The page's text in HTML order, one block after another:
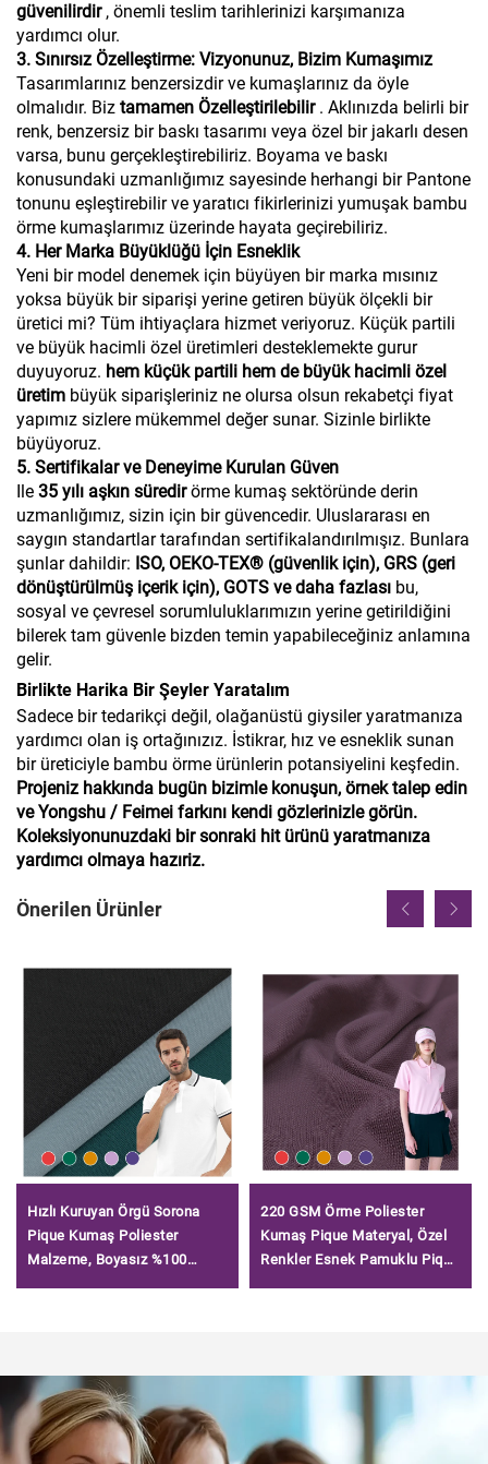
güvenilirdir , önemli teslim tarihlerinizi karşımanıza
yardımcı olur.
3. Sınırsız Özelleştirme: Vizyonunuz, Bizim Kumaşımız
Tasarımlarınız benzersizdir ve kumaşlarınız da öyle
olmalıdır. Biz tamamen Özelleştirilebilir . Aklınızda belirli bir
renk, benzersiz bir baskı tasarımı veya özel bir jakarlı desen
varsa, bunu gerçekleştirebiliriz. Boyama ve baskı
konusundaki uzmanlığımız sayesinde herhangi bir Pantone
tonunu eşleştirebilir ve yaratıcı fikirlerinizi yumuşak bambu
örme kumaşlarımız üzerinde hayata geçirebiliriz.
4. Her Marka Büyüklüğü İçin Esneklik
Yeni bir model denemek için büyüyen bir marka mısınız
yoksa büyük bir siparişi yerine getiren büyük ölçekli bir
üretici mi? Tüm ihtiyaçlara hizmet veriyoruz. Küçük partili
ve büyük hacimli özel üretimleri desteklemekte gurur
duyuyoruz. hem küçük partili hem de büyük hacimli özel
üretim büyük siparişleriniz ne olursa olsun rekabetçi fiyat
yapımız sizlere mükemmel değer sunar. Sizinle birlikte
büyüyoruz.
5. Sertifikalar ve Deneyime Kurulan Güven
Ile 35 yılı aşkın süredirörme kumaş sektöründe derin
uzmanlığımız, sizin için bir güvencedir. Uluslararası en
saygın standartlar tarafından sertifikalandırılmışız. Bunlara
şunlar dahildir: ISO, OEKO-TEX® (güvenlik için), GRS (geri
dönüştürülmüş içerik için), GOTS ve daha fazlası bu,
sosyal ve çevresel sorumluluklarımızın yerine getirildiğini
bilerek tam güvenle bizden temin yapabileceğiniz anlamına
gelir.
Birlikte Harika Bir Şeyler Yaratalım
Sadece bir tedarikçi değil, olağanüstü giysiler yaratmanıza
yardımcı olan iş ortağınızız. İstikrar, hız ve esneklik sunan
bir üreticiyle bambu örme ürünlerin potansiyelini keşfedin.
Projeniz hakkında bugün bizimle konuşun, örnek talep edin
ve Yongshu / Feimei farkını kendi gözlerinizle görün.
Koleksiyonunuzdaki bir sonraki hit ürünü yaratmanıza
yardımcı olmaya hazıriz.
Önerilen Ürünler
Hızlı Kuruyan Örgü Sorona
Pique Kumaş Poliester
Malzeme, Boyasız %100
220 GSM Örme Poliester
Kumaş Pique Materyal, Özel
Renkler Esnek Pamuklu Pique